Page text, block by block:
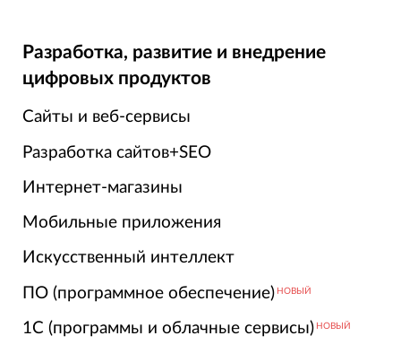
Разработка, развитие и внедрение
цифровых продуктов
Сайты и веб-сервисы
Разработка сайтов+SEO
Интернет-магазины
Мобильные приложения
Искусственный интеллект
ПО (программное обеспечение) НОВЫЙ
1С (программы и облачные сервисы) НОВЫЙ